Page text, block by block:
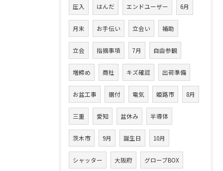
圧入 はんだ エンドユーザー 6月
月末 お手伝い 立会い 補助
立会 指摘事項 7月 自由参観
増締め 商社 キズ確認 出荷準備
お盆工事 据付 電気 姫路市 8月
三重 愛知 盆休み 半導体
茨木市 9月 誕生日 10月
シャッター 大阪府 グローブBOX